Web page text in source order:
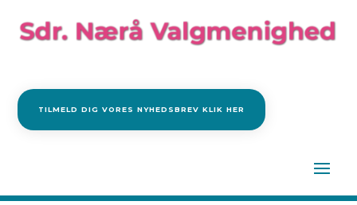
TILMELD DIG VORES NYHEDSBREV KLIK HER